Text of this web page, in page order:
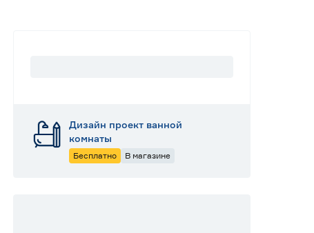
Дизайн проект ванной
комнаты
Бесплатно В магазине